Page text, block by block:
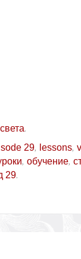
.
29, lessons,
, обучение,
29.